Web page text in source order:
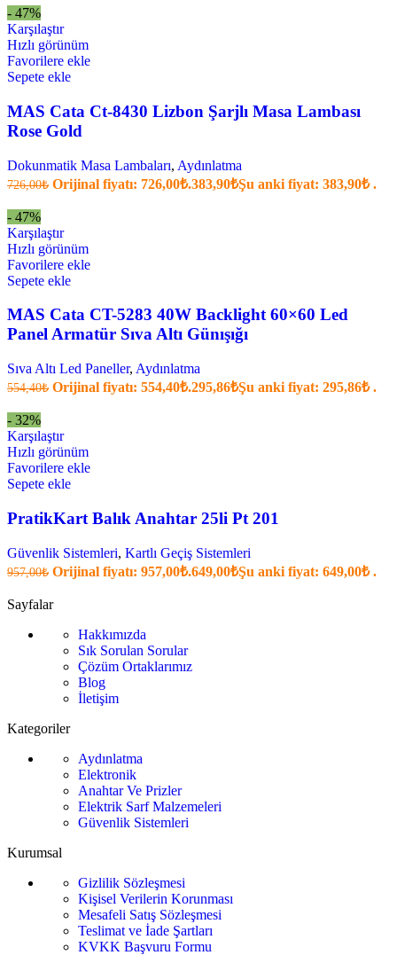
- 47%
Karşılaştır
Hızlı görünüm
Favorilere ekle
Sepete ekle
MAS Cata Ct-8430 Lizbon Şarjlı Masa Lambası
Rose Gold
Dokunmatik Masa Lambaları, Aydınlatma
726,00₺ Orijinal fiyatı: 726,00₺.383,90₺Şu anki fiyat: 383,90₺ .
- 47%
Karşılaştır
Hızlı görünüm
Favorilere ekle
Sepete ekle
MAS Cata CT-5283 40W Backlight 60×60 Led
Panel Armatür Sıva Altı Günışığı
Sıva Altı Led Paneller, Aydınlatma
554,40₺ Orijinal fiyatı: 554,40₺.295,86₺Şu anki fiyat: 295,86₺ .
- 32%
Karşılaştır
Hızlı görünüm
Favorilere ekle
Sepete ekle
PratikKart Balık Anahtar 25li Pt 201
Güvenlik Sistemleri, Kartlı Geçiş Sistemleri
957,00₺ Orijinal fiyatı: 957,00₺.649,00₺Şu anki fiyat: 649,00₺ .
Sayfalar
Hakkımızda
Sık Sorulan Sorular
Çözüm Ortaklarımız
Blog
İletişim
Kategoriler
Aydınlatma
Elektronik
Anahtar Ve Prizler
Elektrik Sarf Malzemeleri
Güvenlik Sistemleri
Kurumsal
Gizlilik Sözleşmesi
Kişisel Verilerin Korunması
Mesafeli Satış Sözleşmesi
Teslimat ve İade Şartları
KVKK Başvuru Formu